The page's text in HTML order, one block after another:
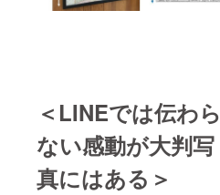
＜LINEでは伝わら
ない感動が大判写
真にはある＞